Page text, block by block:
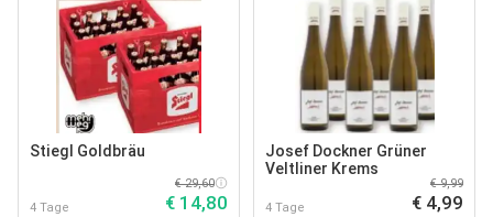
Stiegl Goldbräu
4 Tage
€ 29,60
€ 14,80
Josef Dockner Grüner
Veltliner Krems
4 Tage
€ 9,99
€ 4,99